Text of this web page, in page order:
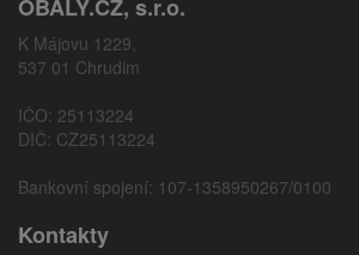
OBALY.CZ, s.r.o.
K Májovu 1229,
537 01 Chrudim
IČO: 25113224
DIČ: CZ25113224
Bankovní spojení: 107-1358950267/0100
Kontakty